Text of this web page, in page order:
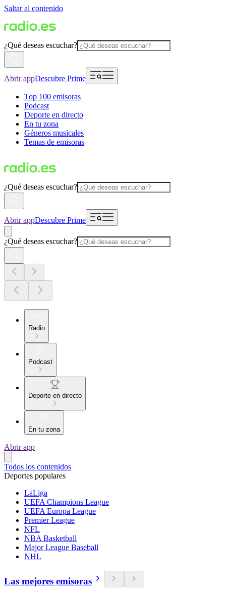
Saltar al contenido
¿Qué deseas escuchar?
Abrir appDescubre Prime
Top 100 emisoras
Podcast
Deporte en directo
En tu zona
Géneros musicales
Temas de emisoras
¿Qué deseas escuchar?
Abrir appDescubre Prime
¿Qué deseas escuchar?
Radio
Podcast
Deporte en directo
En tu zona
Abrir app
Todos los contenidos
Deportes populares
LaLiga
UEFA Champions League
UEFA Europa League
Premier League
NFL
NBA Basketball
Major League Baseball
NHL
Las mejores emisoras